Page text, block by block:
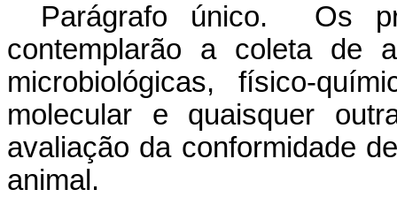
Parágrafo único. Os
contemplarão a coleta de
microbiológicas, físico-
molecular e quaisquer
avaliação da conformidade
animal.